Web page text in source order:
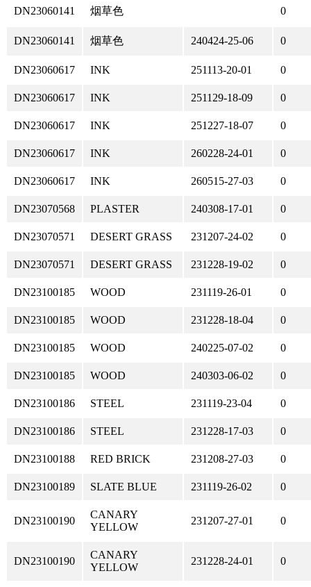
DN23060141 烟草色 0
DN23060141 烟草色 240424-25-06 0
DN23060617 INK 251113-20-01 0
DN23060617 INK 251129-18-09 0
DN23060617 INK 251227-18-07 0
DN23060617 INK 260228-24-01 0
DN23060617 INK 260515-27-03 0
DN23070568 PLASTER 240308-17-01 0
DN23070571 DESERT GRASS 231207-24-02 0
DN23070571 DESERT GRASS 231228-19-02 0
DN23100185 WOOD 231119-26-01 0
DN23100185 WOOD 231228-18-04 0
DN23100185 WOOD 240225-07-02 0
DN23100185 WOOD 240303-06-02 0
DN23100186 STEEL 231119-23-04 0
DN23100186 STEEL 231228-17-03 0
DN23100188 RED BRICK 231208-27-03 0
DN23100189 SLATE BLUE 231119-26-02 0
DN23100190
CANARY
YELLOW
231207-27-01 0
DN23100190
CANARY
YELLOW
231228-24-01 0